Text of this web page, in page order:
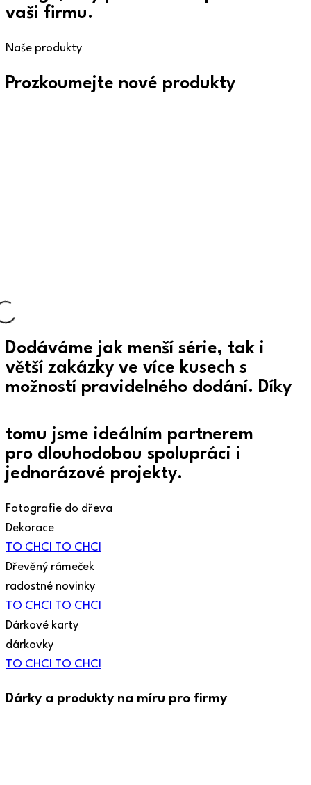
vaši firmu.
Naše produkty
Prozkoumejte nové produkty
Dodáváme jak menší série, tak i
větší zakázky ve více kusech s
možností pravidelného dodání. Díky
tomu jsme ideálním partnerem
pro dlouhodobou spolupráci i
jednorázové projekty.
Fotografie do dřeva
Dekorace
TO CHCI TO CHCI
Dřevěný rámeček
radostné novinky
TO CHCI TO CHCI
Dárkové karty
dárkovky
TO CHCI TO CHCI
Dárky a produkty na míru pro firmy